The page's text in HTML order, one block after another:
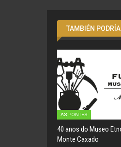
TAMBIÉN
AS PONTES
40 anos do Museo
Monte Caxado